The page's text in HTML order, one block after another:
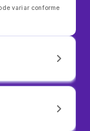
variar conforme